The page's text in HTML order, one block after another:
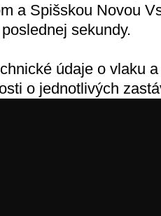
a Spišskou Novou
sekundy.
údaje o vlaku
o jednotlivých